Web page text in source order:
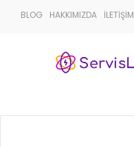
BLOG HAKKIMIZDA İLETİŞİM